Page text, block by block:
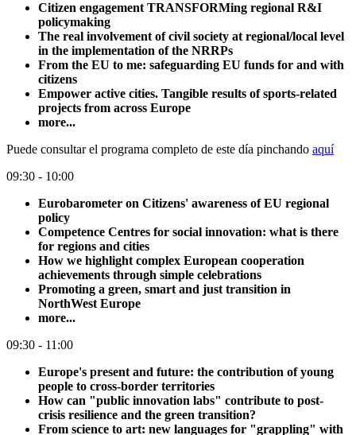
Citizen engagement TRANSFORMing regional R&I
policymaking
The real involvement of civil society at regional/local level
in the implementation of the NRRPs
From the EU to me: safeguarding EU funds for and with
citizens
Empower active cities. Tangible results of sports-related
projects from across Europe
more...
Puede consultar el programa completo de este día pinchando aquí
09:30 - 10:00
Eurobarometer on Citizens' awareness of EU regional
policy
Competence Centres for social innovation: what is there
for regions and cities
How we highlight complex European cooperation
achievements through simple celebrations
Promoting a green, smart and just transition in
NorthWest Europe
more...
09:30 - 11:00
Europe's present and future: the contribution of young
people to cross-border territories
How can "public innovation labs" contribute to post-
crisis resilience and the green transition?
From science to art: new languages for "grappling" with